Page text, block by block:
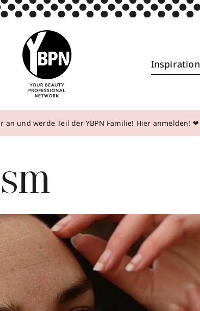
Inspiration
an und werde Teil der YBPN Familie! Hier anmelden! ❤